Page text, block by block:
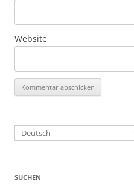
Website
Deutsch
SUCHEN